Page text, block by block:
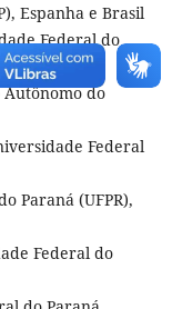
Espanha e Brasil
Federal do
do
Federal
Paraná (UFPR),
Federal do